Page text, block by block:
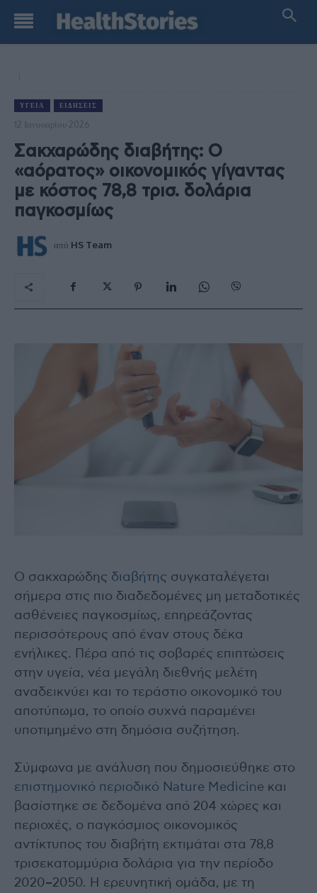
ΥΓΕΊΑ ΕΙΔΉΣΕΙΣ
12 Ιανουαρίου 2026
Σακχαρώδης διαβήτης: Ο
«αόρατος» οικονομικός γίγαντας
με κόστος 78,8 τρισ. δολάρια
παγκοσμίως
από HS Team
Ο σακχαρώδης διαβήτης συγκαταλέγεται
σήμερα στις πιο διαδεδομένες μη μεταδοτικές
ασθένειες παγκοσμίως, επηρεάζοντας
περισσότερους από έναν στους δέκα
ενήλικες. Πέρα από τις σοβαρές επιπτώσεις
στην υγεία, νέα μεγάλη διεθνής μελέτη
αναδεικνύει και το τεράστιο οικονομικό του
αποτύπωμα, το οποίο συχνά παραμένει
υποτιμημένο στη δημόσια συζήτηση.
Σύμφωνα με ανάλυση που δημοσιεύθηκε στο
επιστημονικό περιοδικό Nature Medicine και
βασίστηκε σε δεδομένα από 204 χώρες και
περιοχές, ο παγκόσμιος οικονομικός
αντίκτυπος του διαβήτη εκτιμάται στα 78,8
τρισεκατομμύρια δολάρια για την περίοδο
2020–2050. Η ερευνητική ομάδα, με τη